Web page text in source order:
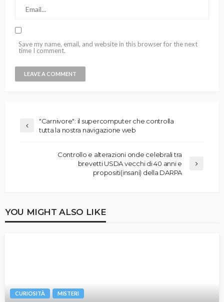
Save my name, email, and website in this browser for the next
time I comment.
"Carnivore": il supercomputer che controlla
tutta la nostra navigazione web
Controllo e alterazioni onde celebrali tra
brevetti USDA vecchi di 40 anni e
propositi(insani) della DARPA
YOU MIGHT ALSO LIKE
CURIOSITÀ MISTERI